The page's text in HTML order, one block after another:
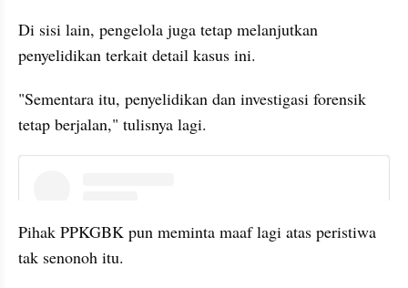
Di sisi lain, pengelola juga tetap melanjutkan
penyelidikan terkait detail kasus ini.
"Sementara itu, penyelidikan dan investigasi forensik
tetap berjalan," tulisnya lagi.
Pihak PPKGBK pun meminta maaf lagi atas peristiwa
tak senonoh itu.